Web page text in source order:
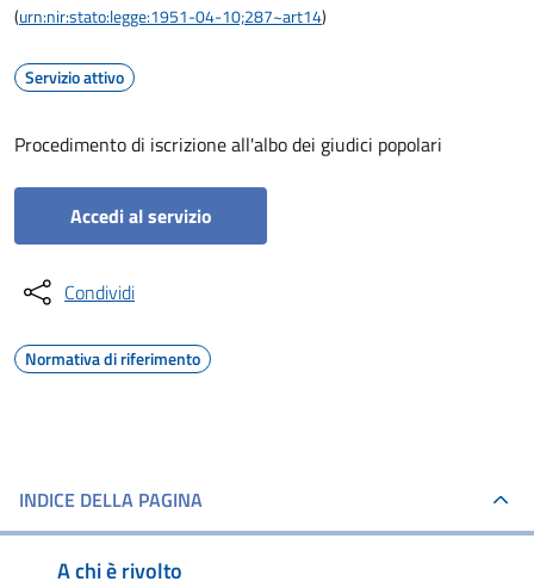
(urn:nir:stato:legge:1951-04-10;287~art14)
Servizio attivo
Procedimento di iscrizione all'albo dei giudici popolari
Accedi al servizio
Condividi
Normativa di riferimento
INDICE DELLA PAGINA
A chi è rivolto